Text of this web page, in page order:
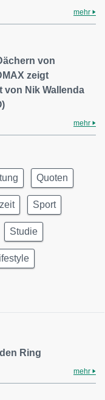
mehr
von
zeigt
von Nik Wallenda
mehr
Quoten
Sport
Studie
Ring
mehr